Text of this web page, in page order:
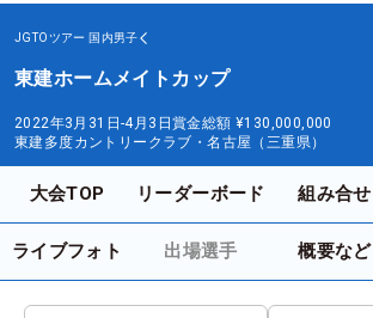
JGTOツアー 国内男子
東建ホームメイトカップ
2022年3月31日-4月3日賞金総額 ¥130,000,000
東建多度カントリークラブ・名古屋（三重県）
大会TOP リーダーボード 組み合せ
ライブフォト 出場選手 概要など